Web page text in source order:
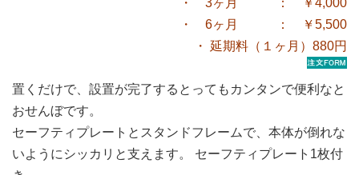
・ 3ヶ月 ： ￥4,000
・ 6ヶ月 ： ￥5,500
・ 延期料（１ヶ月）880円
置くだけで、設置が完了するとってもカンタンで便利なと
おせんぼです。
セーフティプレートとスタンドフレームで、本体が倒れな
いようにシッカリと支えます。 セーフティプレート1枚付